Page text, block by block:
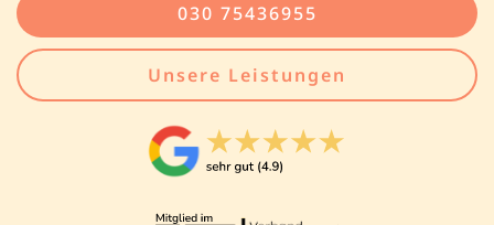
030 75436955
Unsere Leistungen